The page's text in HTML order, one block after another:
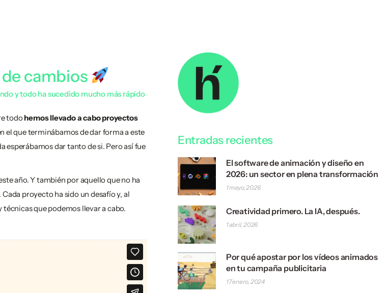
cambios
y todo ha sucedido mucho más rápido
todohemos llevado a cabo proyectos
el que terminábamos de dar forma a este
esperábamos dar tanto de si. Pero así fue
año. Y también por aquello que no ha
proyecto ha sido un desafío y, al
que podemos llevar a cabo.
Entradas recientes
El software de animación y diseño en
2026: un sector en plena transformación
1 mayo, 2026
Creatividad primero. La IA, después.
1 abril, 2026
Por qué apostar por los vídeos animados
en tu campaña publicitaria
17 enero, 2024